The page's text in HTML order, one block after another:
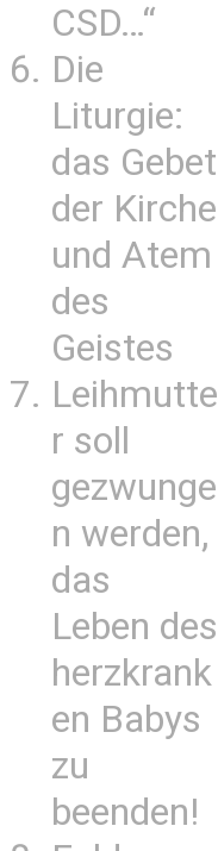
CSD…“
Die
Liturgie:
das Gebet
der Kirche
und Atem
des
Geistes
Leihmutte
r soll
gezwunge
n werden,
das
Leben des
herzkrank
en Babys
zu
beenden!